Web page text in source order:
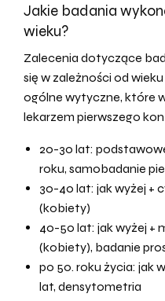
Jakie badania
wieku?
Zalecenia dotyczące
się w zależności od
ogólne wytyczne, które
lekarzem pierwszego
20-30 lat:
roku, samobadanie
30-40 lat: jak wyżej +
(kobiety)
40-50 lat: jak wyżej +
(kobiety), badanie
po 50. roku życia: jak
lat, densytometria